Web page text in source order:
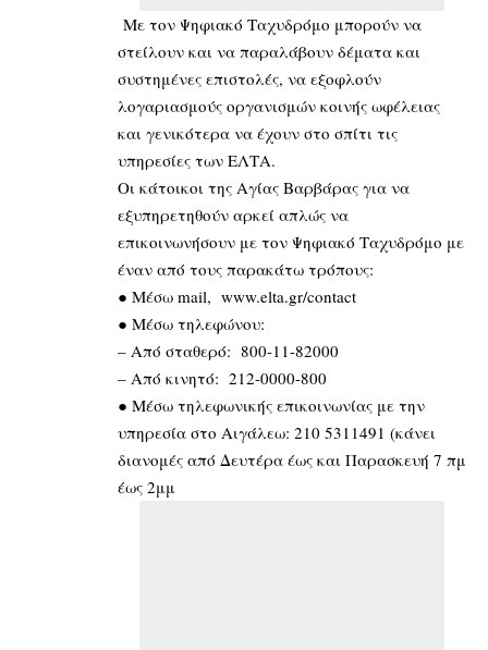
Με τον Ψηφιακό Ταχυδρόμο μπορούν να
στείλουν και να παραλάβουν δέματα και
συστημένες επιστολές, να εξοφλούν
λογαριασμούς οργανισμών κοινής ωφέλειας
και γενικότερα να έχουν στο σπίτι τις
υπηρεσίες των ΕΛΤΑ.
Οι κάτοικοι της Αγίας Βαρβάρας για να
εξυπηρετηθούν αρκεί απλώς να
επικοινωνήσουν με τον Ψηφιακό Ταχυδρόμο με
έναν από τους παρακάτω τρόπους:
● Μέσω mail, www.elta.gr/contact
● Mέσω τηλεφώνου:
– Από σταθερό: 800-11-82000
– Από κινητό: 212-0000-800
● Μέσω τηλεφωνικής επικοινωνίας με την
υπηρεσία στο Αιγάλεω: 210 5311491 (κάνει
διανομές από Δευτέρα έως και Παρασκευή 7 πμ
έως 2μμ